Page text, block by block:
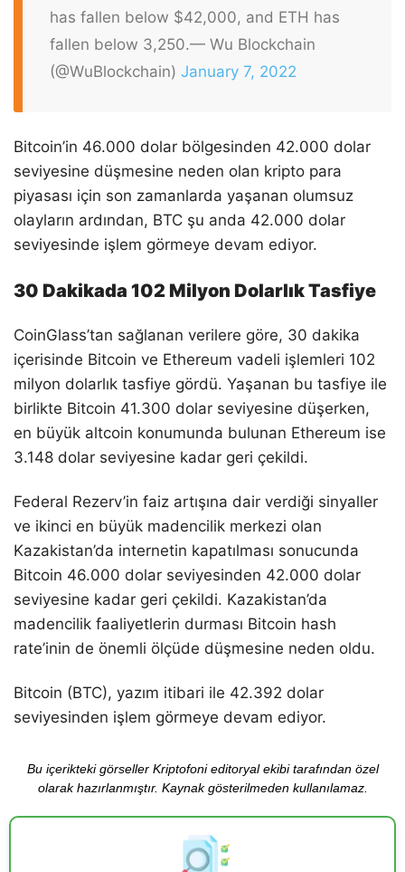
has fallen below $42,000, and ETH has
fallen below 3,250.— Wu Blockchain
(@WuBlockchain) January 7, 2022
Bitcoin’in 46.000 dolar bölgesinden 42.000 dolar
seviyesine düşmesine neden olan kripto para
piyasası için son zamanlarda yaşanan olumsuz
olayların ardından, BTC şu anda 42.000 dolar
seviyesinde işlem görmeye devam ediyor.
30 Dakikada 102 Milyon Dolarlık Tasfiye
CoinGlass’tan sağlanan verilere göre, 30 dakika
içerisinde Bitcoin ve Ethereum vadeli işlemleri 102
milyon dolarlık tasfiye gördü. Yaşanan bu tasfiye ile
birlikte Bitcoin 41.300 dolar seviyesine düşerken,
en büyük altcoin konumunda bulunan Ethereum ise
3.148 dolar seviyesine kadar geri çekildi.
Federal Rezerv’in faiz artışına dair verdiği sinyaller
ve ikinci en büyük madencilik merkezi olan
Kazakistan’da internetin kapatılması sonucunda
Bitcoin 46.000 dolar seviyesinden 42.000 dolar
seviyesine kadar geri çekildi. Kazakistan’da
madencilik faaliyetlerin durması Bitcoin hash
rate’inin de önemli ölçüde düşmesine neden oldu.
Bitcoin (BTC), yazım itibari ile 42.392 dolar
seviyesinden işlem görmeye devam ediyor.
Bu içerikteki görseller Kriptofoni editoryal ekibi tarafından özel
olarak hazırlanmıştır. Kaynak gösterilmeden kullanılamaz.